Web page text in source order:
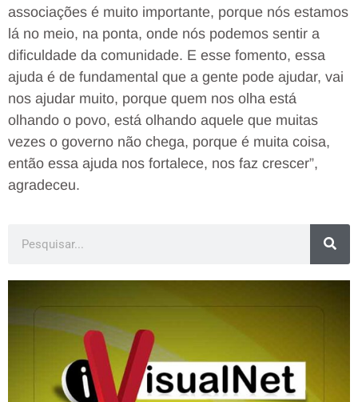
associações é muito importante, porque nós estamos
lá no meio, na ponta, onde nós podemos sentir a
dificuldade da comunidade. E esse fomento, essa
ajuda é de fundamental que a gente pode ajudar, vai
nos ajudar muito, porque quem nos olha está
olhando o povo, está olhando aquele que muitas
vezes o governo não chega, porque é muita coisa,
então essa ajuda nos fortalece, nos faz crescer”,
agradeceu.